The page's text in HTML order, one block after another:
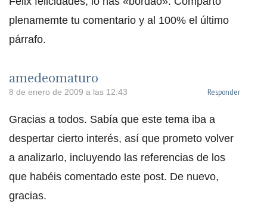
plenamemte tu comentario y al 100% el último
párrafo.
amedeomaturo
8 de enero de 2009 a las 12:43 Responder
Gracias a todos. Sabía que este tema iba a
despertar cierto interés, así que prometo volver
a analizarlo, incluyendo las referencias de los
que habéis comentado este post. De nuevo,
gracias.